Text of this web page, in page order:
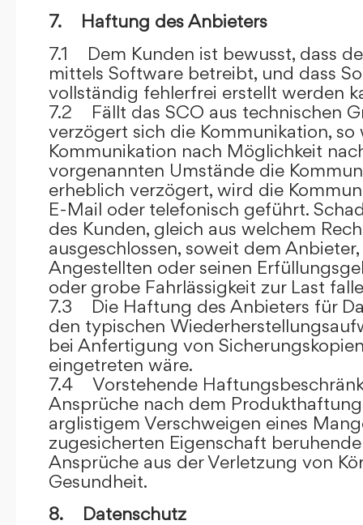
7. Haftung des Anbieters
7.1 Dem Kunden ist bewusst, dass
mittels Software betreibt, und dass
vollständig fehlerfrei erstellt werden
7.2 Fällt das SCO aus technischen
verzögert sich die Kommunikation, so
Kommunikation nach Möglichkeit
vorgenannten Umstände die
erheblich verzögert, wird die
E-Mail oder telefonisch geführt.
des Kunden, gleich aus welchem
ausgeschlossen, soweit dem
Angestellten oder seinen
oder grobe Fahrlässigkeit zur Last
7.3 Die Haftung des Anbieters für
den typischen
bei Anfertigung von
eingetreten wäre.
7.4 Vorstehende
Ansprüche nach dem
arglistigem Verschweigen eines
zugesicherten Eigenschaft
Ansprüche aus der Verletzung von
Gesundheit.
8. Datenschutz